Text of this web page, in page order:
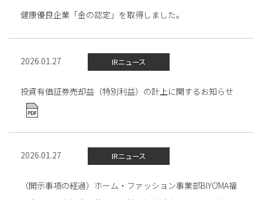
健康優良企業「金の認定」を取得しました。
2026.01.27 IRニュース
投資有価証券売却益（特別利益）の計上に関するお知らせ
2026.01.27 IRニュース
（開示事項の経過）ホーム・ファッション事業部BIYŌMA福